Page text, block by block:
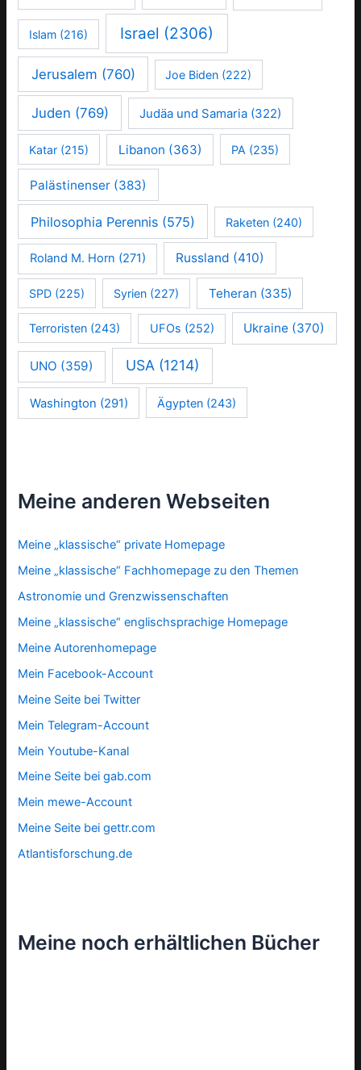
Islam (216) Israel (2306)
Jerusalem (760) Joe Biden (222)
Juden (769) Judäa und Samaria (322)
Katar (215) Libanon (363) PA (235)
Palästinenser (383)
Philosophia Perennis (575) Raketen(240)
Roland M. Horn (271) Russland (410)
SPD (225) Syrien (227) Teheran (335)
Terroristen (243) UFOs (252) Ukraine (370)
UNO (359) USA(1214)
Washington (291) Ägypten (243)
Meine anderen Webseiten
Meine „klassische“ private Homepage
Meine „klassische“ Fachhomepage zu den Themen
Astronomie und Grenzwissenschaften
Meine „klassische“ englischsprachige Homepage
Meine Autorenhomepage
Mein Facebook-Account
Meine Seite bei Twitter
Mein Telegram-Account
Mein Youtube-Kanal
Meine Seite bei gab.com
Mein mewe-Account
Meine Seite bei gettr.com
Atlantisforschung.de
Meine noch erhältlichen Bücher